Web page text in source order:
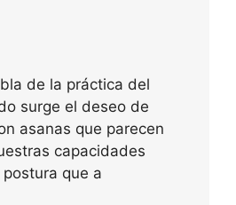
de la práctica del
surge el deseo de
asanas que parecen
capacidades
que a